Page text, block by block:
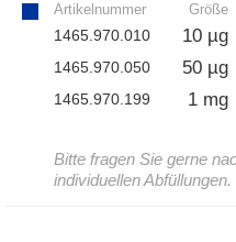
Artikelnummer Größe
1465.970.010 10 µg
1465.970.050 50 µg
1465.970.199 1 mg
Bitte fragen Sie gerne
individuellen Abfüllungen.